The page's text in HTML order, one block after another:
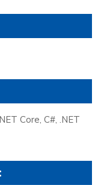
Core, C#, .NET